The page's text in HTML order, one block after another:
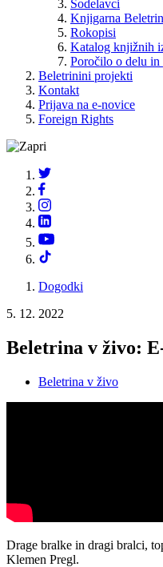
Sodelavci
Knjigarna
Rokopisi
Katalog knjižnih
Poročilo o delu
Beletrinini projekti
Kontakt
Prijava na e-novice
Foreign Rights
Dogodki
5. 12. 2022
Beletrina v živo:
Beletrina v živo
Drage bralke in dragi bralci,
Klemen Pregl.